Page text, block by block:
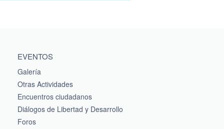
EVENTOS
Galería
Otras Actividades
Encuentros ciudadanos
Diálogos de Libertad y Desarrollo
Foros